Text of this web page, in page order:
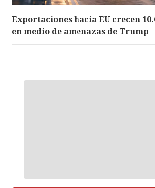
Exportaciones hacia EU crecen
en medio de amenazas de Trump